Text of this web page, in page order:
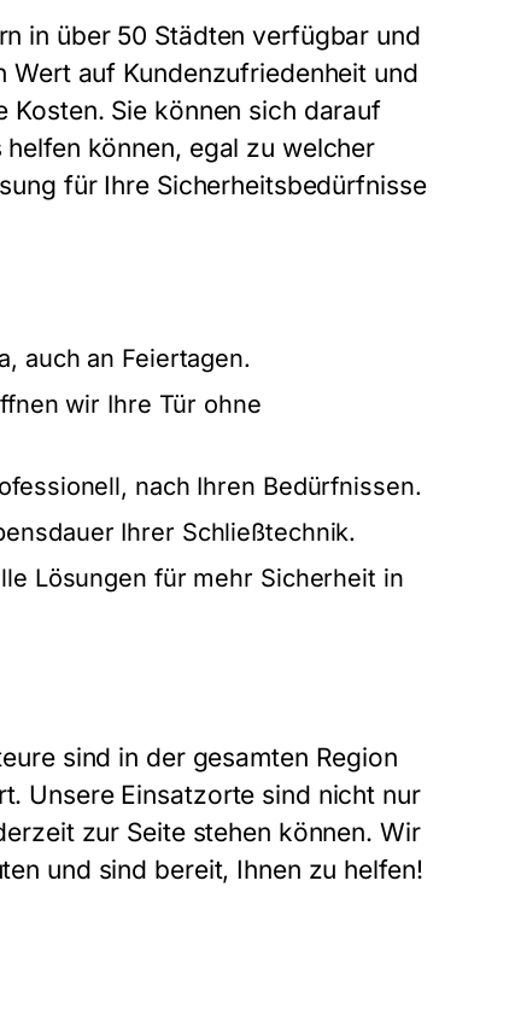
in über 50 Städten verfügbar und
auf Kundenzufriedenheit und
Sie können sich darauf
können, egal zu welcher
für Ihre Sicherheitsbedürfnisse
auch an Feiertagen.
wir Ihre Tür ohne
nach Ihren Bedürfnissen.
Ihrer Schließtechnik.
Lösungen für mehr Sicherheit in
sind in der gesamten Region
Unsere Einsatzorte sind nicht nur
zur Seite stehen können. Wir
und sind bereit, Ihnen zu helfen!